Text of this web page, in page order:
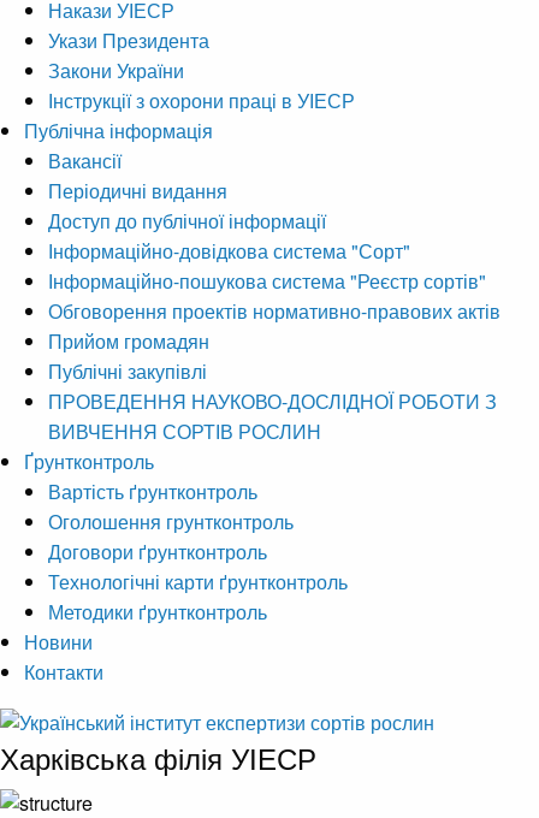
Накази УІЕСР
Укази Президента
Закони України
Інструкції з охорони праці в УІЕСР
Публічна інформація
Вакансії
Періодичні видання
Доступ до публічної інформації
Інформаційно-довідкова система "Сорт"
Інформаційно-пошукова система "Реєстр сортів"
Обговорення проектів нормативно-правових актів
Прийом громадян
Публічні закупівлі
ПРОВЕДЕННЯ НАУКОВО-ДОСЛІДНОЇ РОБОТИ З
ВИВЧЕННЯ СОРТІВ РОСЛИН
Ґрунтконтроль
Вартість ґрунтконтроль
Оголошення грунтконтроль
Договори ґрунтконтроль
Технологічні карти ґрунтконтроль
Методики ґрунтконтроль
Новини
Контакти
Харківська філія УІЕСР